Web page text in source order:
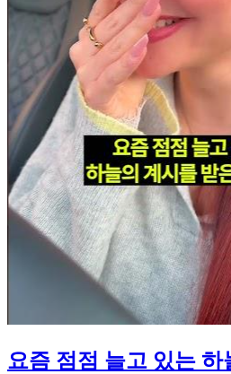
요즘 점점 늘고 있는